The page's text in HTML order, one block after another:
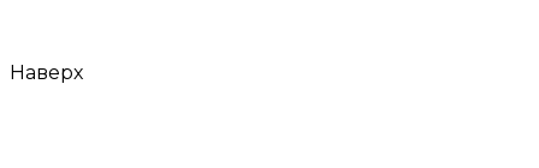
Наверх